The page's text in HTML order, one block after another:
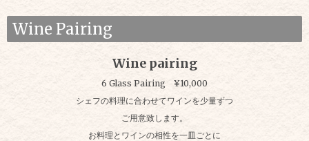
Wine Pairing
Wine pairing
6 Glass Pairing ¥10,000
シェフの料理に合わせてワインを少量ずつ
ご用意致します。
お料理とワインの相性を一皿ごとに